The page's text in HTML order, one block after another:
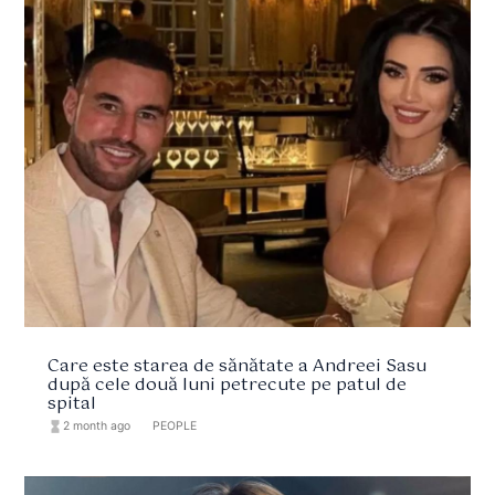
Care este starea de sănătate a Andreei Sasu
după cele două luni petrecute pe patul de
spital
hourglass_full 2 month ago PEOPLE